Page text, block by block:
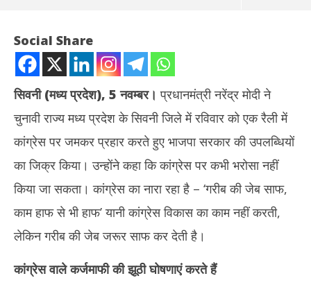
NOW VIEWING
एमपी की चुनावी रैली में बोले पीएम – ‘कांग्रेस के नेता आज भी दादा-दादी, नाना-
नानी के नाम पर वोट मांगते हैं’
November
5, 2023
Social Share
सिवनी (मध्य प्रदेश), 5 नवम्बर। प्रधानमंत्री नरेंद्र मोदी ने
चुनावी राज्य मध्य प्रदेश के सिवनी जिले में रविवार को एक रैली में
कांग्रेस पर जमकर प्रहार करते हुए भाजपा सरकार की उपलब्धियों
का जिक्र किया। उन्होंने कहा कि कांग्रेस पर कभी भरोसा नहीं
किया जा सकता। कांग्रेस का नारा रहा है – ‘गरीब की जेब साफ,
काम हाफ से भी हाफ’ यानी कांग्रेस विकास का काम नहीं करती,
लेकिन गरीब की जेब जरूर साफ कर देती है।
कांग्रेस वाले कर्जमाफी की झूठी घोषणाएं करते हैं